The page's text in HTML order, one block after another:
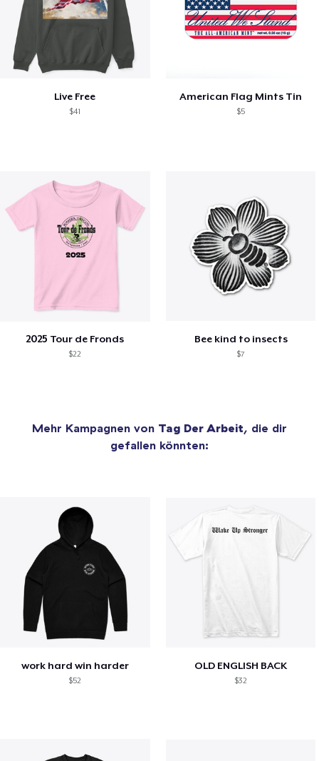
Live Free
$41
American Flag Mints Tin
$5
2025 Tour de Fronds
$22
Bee kind to insects
$7
Mehr Kampagnen von Tag Der Arbeit, die dir
gefallen könnten:
work hard win harder
$52
OLD ENGLISH BACK
$32